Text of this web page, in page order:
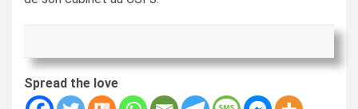
Spread the love